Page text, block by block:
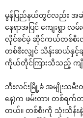
မွန်ပြည်နယ်တွင်လည်း အဆို
နေရာအပြင် ကျေးရွာ လ
လိုင်စင်မဲ့ ဆိုင်ကယ်တစ်စီးလျှ
တစ်စီးလျှင် သိန်းဆယ်နှင့်
ကိုယ်တိုင်ကြားသိသည့် ကျိုက်
ဘီးလင်းမြို့ခံ အမျိုးသမီ
နေ့)က ဖမ်းတာ၊ တစ်ရ
တယ်။ တစ်စီးကို သုံးသိန်း